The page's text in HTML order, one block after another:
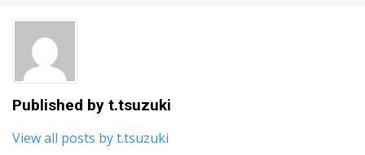
Published by t.tsuzuki
View all posts by t.tsuzuki